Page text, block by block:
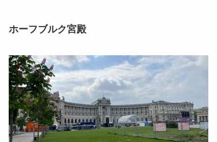
ホーフブルク宮殿